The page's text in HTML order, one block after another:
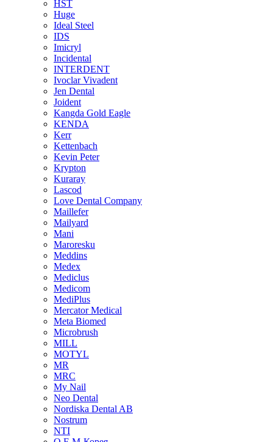
HST
Huge
Ideal Steel
IDS
Imicryl
Incidental
INTERDENT
Ivoclar Vivadent
Jen Dental
Joident
Kangda Gold Eagle
KENDA
Kerr
Kettenbach
Kevin Peter
Krypton
Kuraray
Lascod
Love Dental Company
Maillefer
Mailyard
Mani
Maroresku
Meddins
Medex
Mediclus
Medicom
MediPlus
Mercator Medical
Meta Biomed
Microbrush
MILL
MOTYL
MR
MRC
My Nail
Neo Dental
Nordiska Dental AB
Nostrum
NTI